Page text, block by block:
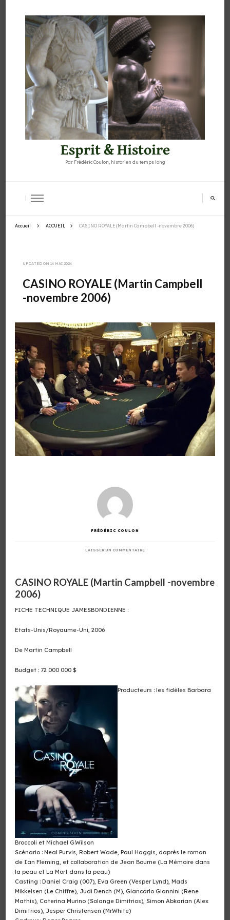
Esprit & Histoire
Par Frédéric Coulon, historien du temps long
Accueil ACCUEIL CASINO ROYALE (Martin Campbell -novembre 2006)
UPDATED ON 14 MAI 2024
CASINO ROYALE (Martin Campbell
-novembre 2006)
FRÉDÉRIC COULON
LAISSER UN COMMENTAIRESUR
-
NOVEMBRE
CASINO ROYALE (Martin Campbell -novembre
2006)
FICHE TECHNIQUE JAMESBONDIENNE :
Etats-Unis/Royaume-Uni, 2006
De Martin Campbell
Budget : 72 000 000 $
Producteurs : les fidèles Barbara
Broccoli et Michael G.Wilson
Scénario : Neal Purvis, Robert Wade, Paul Haggis, daprès le roman
de Ian Fleming, et collaboration de Jean Bourne (La Mémoire dans
la peau et La Mort dans la peau)
Casting : Daniel Craig (007), Eva Green (Vesper Lynd), Mads
Mikkelsen (Le Chiffre), Judi Dench (M), Giancarlo Giannini (Rene
Mathis), Caterina Murino (Solange Dimitrios), Simon Abkarian (Alex
Dimitrios), Jesper Christensen (Mr.White)